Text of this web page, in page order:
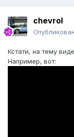
chevrol
Кстати, на тему
Например, вот: